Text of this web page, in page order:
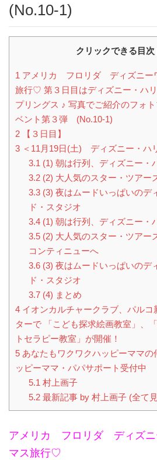
(No.10-1)
クリックできる目次
1 アメリカ フロリダ ディズニー
旅行♡ 第３日目はディズニー・ハ
プリングス ♪ 写真でご紹介のフォ
ベント第３弾 (No.10-1)
2 【３日目】
3 ＜11月19日(土) ディズニー・ハ
3.1 (1) 朝は行列、ディズニー・
3.2(2) 大人気のスター・ツアー
3.3(3) 夜はムードいっぱいのデ
ド・スタジオ
3.4(1) 朝は行列、ディズニー・
3.5(2) 大人気のスター・ツアー
コンティニューへ
3.6(3) 夜はムードいっぱいのデ
ド・スタジオ
3.7(4) まとめ
4 イオンカルチャークラブ、パルコ
ターで 「こども探求絵画教室」、
トセラピー教室」が開催！
5 あなたもワクワクハッピーママの
ッピーママ・パパサポート受付中
5.1 村上画子
5.2最新記事 by 村上画子 (全て
アメリカ フロリダ ディズ
マス旅行♡